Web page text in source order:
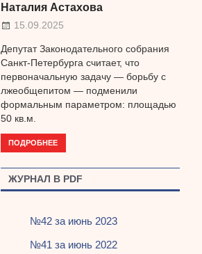
Наталия Астахова
15.09.2025
Депутат Законодательного собрания
Санкт-Петербурга считает, что
первоначальную задачу — борьбу с
лжеобщепитом — подменили
формальным параметром: площадью
50 кв.м.
ПОДРОБНЕЕ
ЖУРНАЛ В PDF
№42 за июнь 2023
№41 за июнь 2022